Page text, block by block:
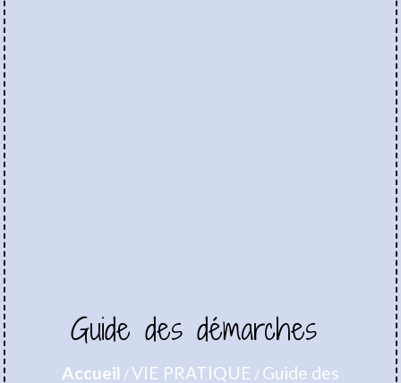
Guide des démarches
Accueil /VIE PRATIQUE / Guide des